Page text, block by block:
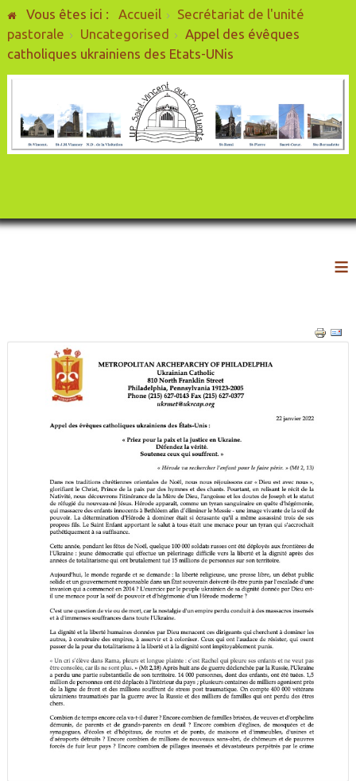
Vous êtes ici : Accueil
Secrétariat de l'unité
pastorale
Uncategorised
Appel des évêques
catholiques ukrainiens des Etats-UNis
≡